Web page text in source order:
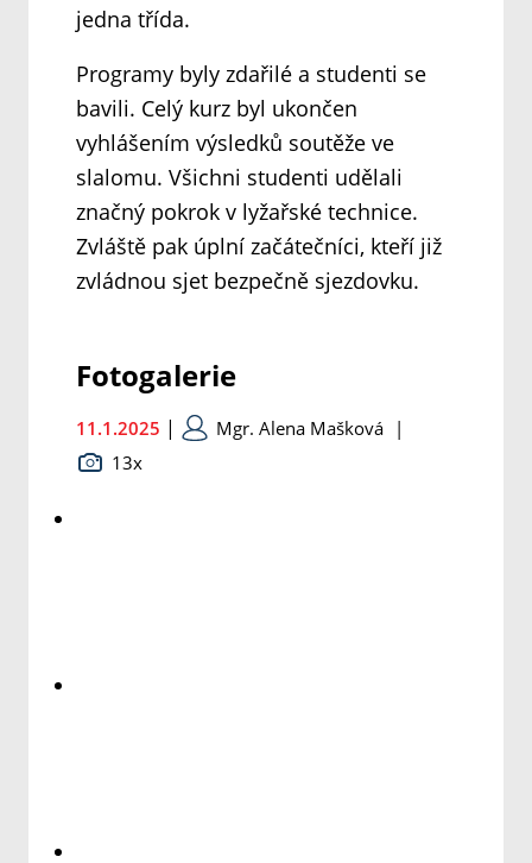
jedna třída.
Programy byly zdařilé a studenti se
bavili. Celý kurz byl ukončen
vyhlášením výsledků soutěže ve
slalomu. Všichni studenti udělali
značný pokrok v lyžařské technice.
Zvláště pak úplní začátečníci, kteří již
zvládnou sjet bezpečně sjezdovku.
Fotogalerie
11.1.2025 | Mgr. Alena Mašková |
13x